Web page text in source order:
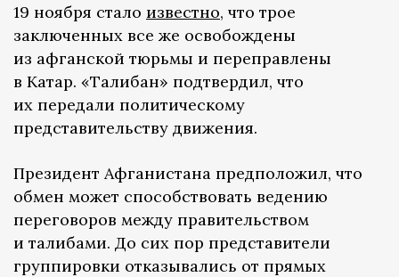
19 ноября стало известно, что трое
заключенных все же освобождены
из афганской тюрьмы и переправлены
в Катар. «Талибан» подтвердил, что
их передали политическому
представительству движения.
Президент Афганистана предположил, что
обмен может способствовать ведению
переговоров между правительством
и талибами. До сих пор представители
группировки отказывались от прямых